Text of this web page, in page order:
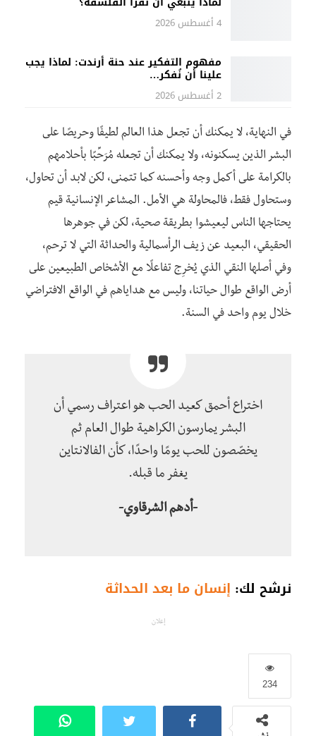
4 أغسطس 2026
مفهوم التفكير عند حنة أرندت: لماذا يجب
علينا أن نُفكر…
2 أغسطس 2026
في النهاية، لا يمكنك أن تجعل هذا العالم لطيفًا وحريصًا على
البشر الذين يسكنونه، ولا يمكنك أن تجعله مُرَحِّبًا بأحلامهم
بالكرامة على أكمل وجه وأحسنه كما تتمنى، لكن لابد أن تحاول،
وستحاول فقط، فالمحاولة هي الأمل. المشاعر الإنسانية قيم
يحتاجها الناس ليعيشوا بطريقة صحية، لكن في جوهرها
الحقيقي، البعيد عن زيف الرأسمالية والحداثة التي لا ترحم،
وفي أصلها النقي الذي يُخرِج تفاعلًا مع الأشخاص الطبيعين على
أرض الواقع طوال حياتنا، وليس مع هداياهم في الواقع الافتراضي
خلال يوم واحد في السنة.
اختراع أحمق كعيد الحب هو اعتراف رسمي أن
البشر يمارسون الكراهية طوال العام ثم
يخصّصون للحب يومًا واحدًا، كأن الفالانتاين
يغفر ما قبله.
-أدهم الشرقاوي-
نرشح لك: إنسان ما بعد الحداثة
إعلان
234